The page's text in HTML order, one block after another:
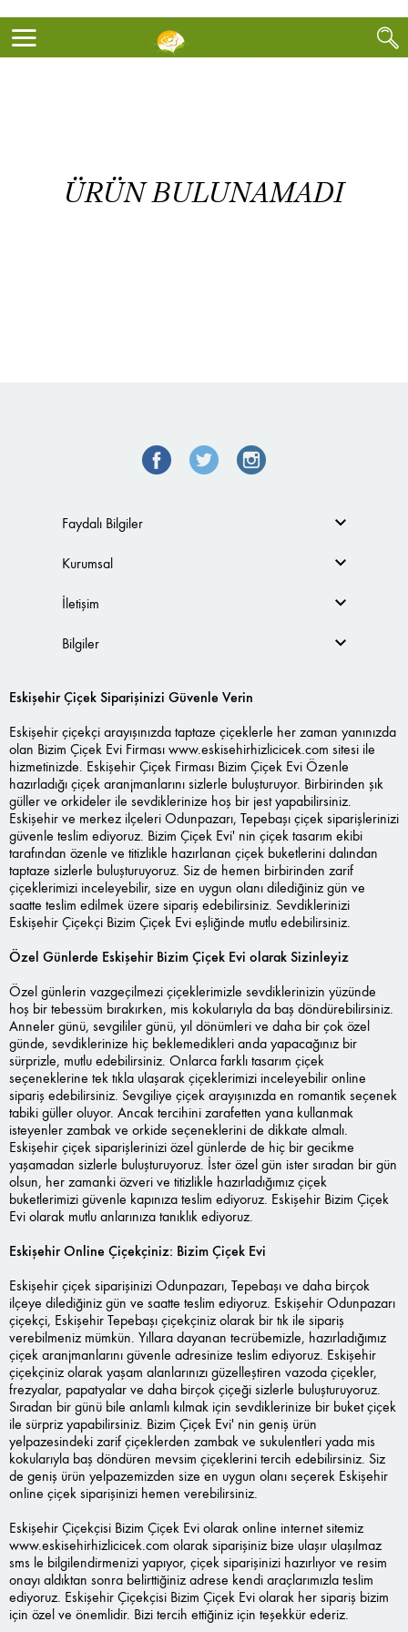
ÜRÜN BULUNAMADI
Faydalı Bilgiler
Kurumsal
İletişim
Bilgiler
Eskişehir Çiçek Siparişinizi Güvenle Verin
Eskişehir çiçekçi arayışınızda taptaze çiçeklerle her zaman yanınızda
olan Bizim Çiçek Evi Firması www.eskisehirhizlicicek.com sitesi ile
hizmetinizde. Eskişehir Çiçek Firması Bizim Çiçek Evi Özenle
hazırladığı çiçek aranjmanlarını sizlerle buluşturuyor. Birbirinden şık
güller ve orkideler ile sevdiklerinize hoş bir jest yapabilirsiniz.
Eskişehir ve merkez ilçeleri Odunpazarı, Tepebaşı çiçek siparişlerinizi
güvenle teslim ediyoruz. Bizim Çiçek Evi' nin çiçek tasarım ekibi
tarafından özenle ve titizlikle hazırlanan çiçek buketlerini dalından
taptaze sizlerle buluşturuyoruz. Siz de hemen birbirinden zarif
çiçeklerimizi inceleyebilir, size en uygun olanı dilediğiniz gün ve
saatte teslim edilmek üzere sipariş edebilirsiniz. Sevdiklerinizi
Eskişehir Çiçekçi Bizim Çiçek Evi eşliğinde mutlu edebilirsiniz.
Özel Günlerde Eskişehir Bizim Çiçek Evi olarak Sizinleyiz
Özel günlerin vazgeçilmezi çiçeklerimizle sevdiklerinizin yüzünde
hoş bir tebessüm bırakırken, mis kokularıyla da baş döndürebilirsiniz.
Anneler günü, sevgililer günü, yıl dönümleri ve daha bir çok özel
günde, sevdiklerinize hiç beklemedikleri anda yapacağınız bir
sürprizle, mutlu edebilirsiniz. Onlarca farklı tasarım çiçek
seçeneklerine tek tıkla ulaşarak çiçeklerimizi inceleyebilir online
sipariş edebilirsiniz. Sevgiliye çiçek arayışınızda en romantik seçenek
tabiki güller oluyor. Ancak tercihini zarafetten yana kullanmak
isteyenler zambak ve orkide seçeneklerini de dikkate almalı.
Eskişehir çiçek siparişlerinizi özel günlerde de hiç bir gecikme
yaşamadan sizlerle buluşturuyoruz. İster özel gün ister sıradan bir gün
olsun, her zamanki özveri ve titizlikle hazırladığımız çiçek
buketlerimizi güvenle kapınıza teslim ediyoruz. Eskişehir Bizim Çiçek
Evi olarak mutlu anlarınıza tanıklık ediyoruz.
Eskişehir Online Çiçekçiniz: Bizim Çiçek Evi
Eskişehir çiçek siparişinizi Odunpazarı, Tepebaşı ve daha birçok
ilçeye dilediğiniz gün ve saatte teslim ediyoruz. Eskişehir Odunpazarı
çiçekçi, Eskişehir Tepebaşı çiçekçiniz olarak bir tık ile sipariş
verebilmeniz mümkün. Yıllara dayanan tecrübemizle, hazırladığımız
çiçek aranjmanlarını güvenle adresinize teslim ediyoruz. Eskişehir
çiçekçiniz olarak yaşam alanlarınızı güzelleştiren vazoda çiçekler,
frezyalar, papatyalar ve daha birçok çiçeği sizlerle buluşturuyoruz.
Sıradan bir günü bile anlamlı kılmak için sevdiklerinize bir buket çiçek
ile sürpriz yapabilirsiniz. Bizim Çiçek Evi' nin geniş ürün
yelpazesindeki zarif çiçeklerden zambak ve sukulentleri yada mis
kokularıyla baş döndüren mevsim çiçeklerini tercih edebilirsiniz. Siz
de geniş ürün yelpazemizden size en uygun olanı seçerek Eskişehir
online çiçek siparişinizi hemen verebilirsiniz.
Eskişehir Çiçekçisi Bizim Çiçek Evi olarak online internet sitemiz
www.eskisehirhizlicicek.com olarak siparişiniz bize ulaşır ulaşılmaz
sms le bilgilendirmenizi yapıyor, çiçek siparişinizi hazırlıyor ve resim
onayı aldıktan sonra belirttiğiniz adrese kendi araçlarımızla teslim
ediyoruz. Eskişehir Çiçekçisi Bizim Çiçek Evi olarak her sipariş bizim
için özel ve önemlidir. Bizi tercih ettiğiniz için teşekkür ederiz.